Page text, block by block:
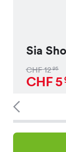
Sia
CHF1295
CHF5